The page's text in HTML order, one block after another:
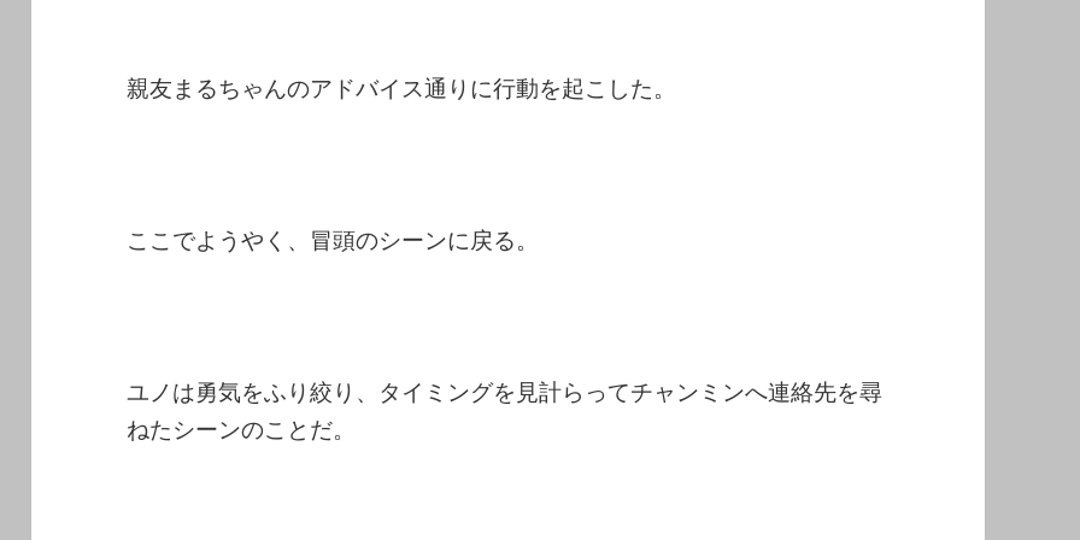
親友まるちゃんのアドバイス通りに行動を起こした。
ここでようやく、冒頭のシーンに戻る。
ユノは勇気をふり絞り、タイミングを見計らってチャンミンへ連絡先を尋
ねたシーンのことだ。